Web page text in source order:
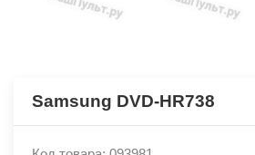
Samsung DVD-HR738